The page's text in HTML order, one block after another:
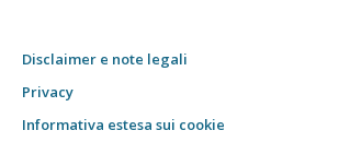
Disclaimer e note legali
Privacy
Informativa estesa sui cookie